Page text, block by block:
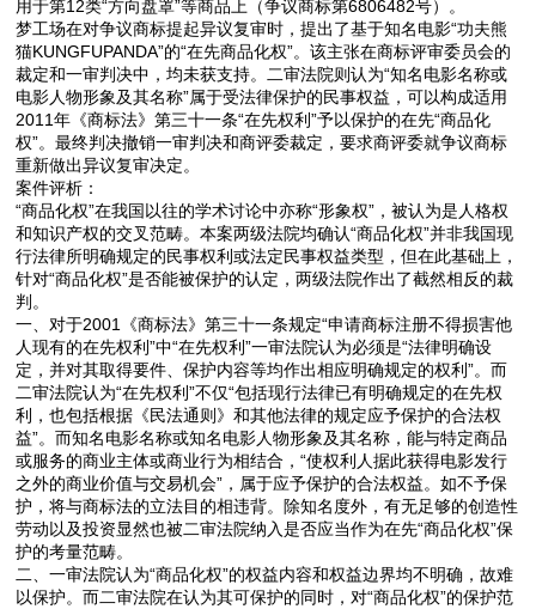
用于第12类“方向盘罩”等商品上（争议商标第6806482号）。
梦工场在对争议商标提起异议复审时，提出了基于知名电影“功夫熊
猫KUNGFUPANDA”的“在先商品化权”。该主张在商标评审委员会的
裁定和一审判决中，均未获支持。二审法院则认为“知名电影名称或
电影人物形象及其名称”属于受法律保护的民事权益，可以构成适用
2011年《商标法》第三十一条“在先权利”予以保护的在先“商品化
权”。最终判决撤销一审判决和商评委裁定，要求商评委就争议商标
重新做出异议复审决定。
案件评析：
“商品化权”在我国以往的学术讨论中亦称“形象权”，被认为是人格权
和知识产权的交叉范畴。本案两级法院均确认“商品化权”并非我国现
行法律所明确规定的民事权利或法定民事权益类型，但在此基础上，
针对“商品化权”是否能被保护的认定，两级法院作出了截然相反的裁
判。
一、对于2001《商标法》第三十一条规定“申请商标注册不得损害他
人现有的在先权利”中“在先权利”一审法院认为必须是“法律明确设
定，并对其取得要件、保护内容等均作出相应明确规定的权利”。而
二审法院认为“在先权利”不仅“包括现行法律已有明确规定的在先权
利，也包括根据《民法通则》和其他法律的规定应予保护的合法权
益”。而知名电影名称或知名电影人物形象及其名称，能与特定商品
或服务的商业主体或商业行为相结合，“使权利人据此获得电影发行
之外的商业价值与交易机会”，属于应予保护的合法权益。如不予保
护，将与商标法的立法目的相违背。除知名度外，有无足够的创造性
劳动以及投资显然也被二审法院纳入是否应当作为在先“商品化权”保
护的考量范畴。
二、一审法院认为“商品化权”的权益内容和权益边界均不明确，故难
以保护。而二审法院在认为其可保护的同时，对“商品化权”的保护范